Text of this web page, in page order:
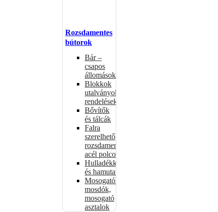
Rozsdamentes
bútorok
Bár –
csapos
állomások
Blokkok
utalványokhoz,
rendelésekhez
Bővítők
és tálcák
Falra
szerelhető
rozsdamentes
acél polcok
Hulladékkosarak
és hamutartók
Mosogatók,
mosdók,
mosogató
asztalok